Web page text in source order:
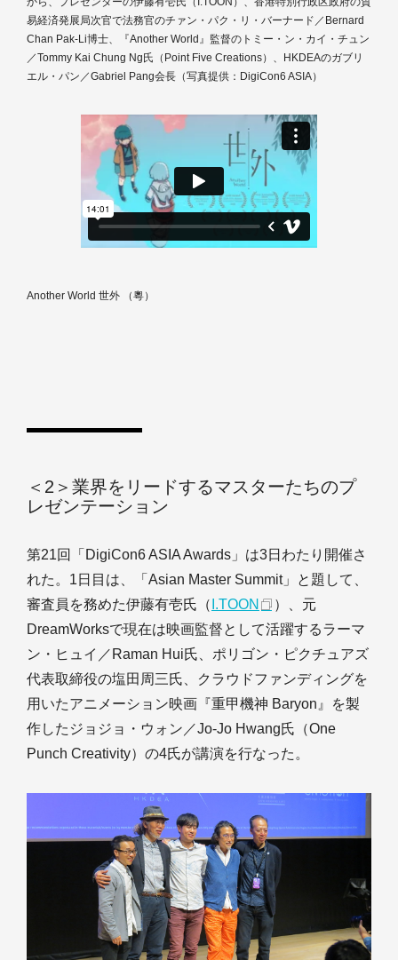
易経済発展局次官で法務官のチァン・パク・リ・バーナード／Bernard
Chan Pak-Li博士、『Another World』監督のトミー・ン・カイ・チュン
／Tommy Kai Chung Ng氏（Point Five Creations）、HKDEAのガブリ
エル・パン／Gabriel Pang会長（写真提供：DigiCon6 ASIA）
Another World 世外 （粵）
＜2＞業界をリードするマスターたちのプ
レゼンテーション
第21回「DigiCon6 ASIA Awards」は3日わたり開催さ
れた。1日目は、「Asian Master Summit」と題して、
審査員を務めた伊藤有壱氏（ I.TOON
）、元
DreamWorksで現在は映画監督として活躍するラーマ
ン・ヒュイ／Raman Hui氏、ポリゴン・ピクチュアズ
代表取締役の塩田周三氏、クラウドファンディングを
用いたアニメーション映画『重甲機神 Baryon』を製
作したジョジョ・ウォン／Jo-Jo Hwang氏（One
Punch Creativity）の4氏が講演を行なった。